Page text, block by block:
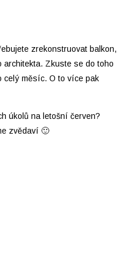
zrekonstruovat balkon,
Zkuste se do toho
celý měsíc. O to více pak
úkolů na letošní červen?
zvědaví 🙂